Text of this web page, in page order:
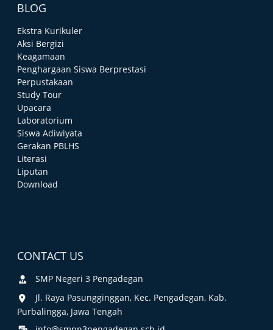
BLOG
Ekstra Kurikuler
Aksi Bergizi
Keagamaan
Penghargaan Siswa Berprestasi
Perpustakaan
Study Tour
Upacara
Laboratorium
Siswa Adiwiyata
Gerakan PBLHS
Literasi
Liputan
Download
CONTACT US
SMP Negeri 3 Pengadegan
Jl. Raya Pasungginggan, Kec. Pengadegan, Kab.
Purbalingga, Jawa Tengah